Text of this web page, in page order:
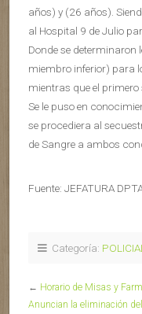
años) y (26 años).
al Hospital 9 de Julio
Donde se
miembro inferior) para
mientras que el primero
Se le puso en
se procediera al
de Sangre a ambos
Fuente: JEFATURA
Categoría:
← Horario de Misas y
Anuncian la eliminación